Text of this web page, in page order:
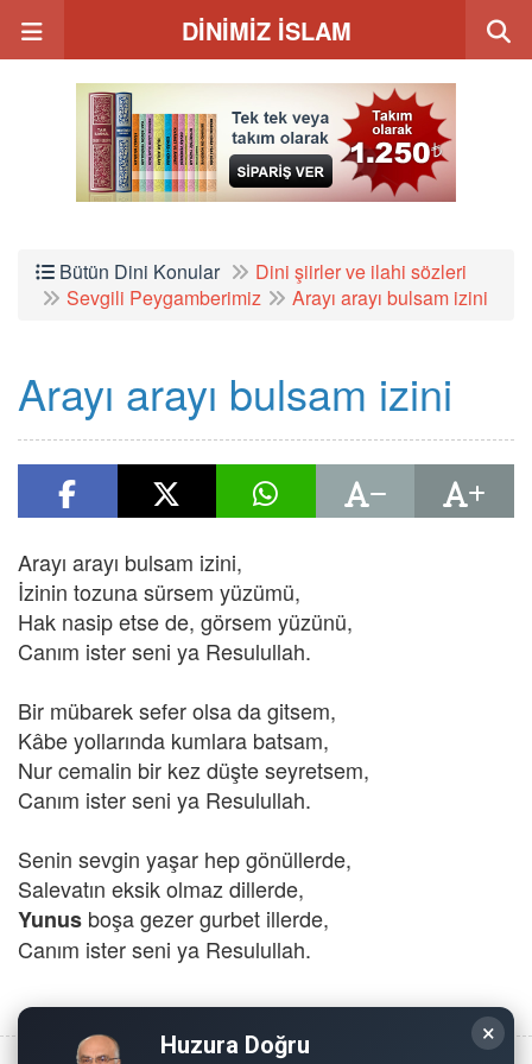
DİNİMİZ İSLAM
Bütün Dini Konular
Dini şiirler ve ilahi sözleri
Sevgili Peygamberimiz
Arayı arayı bulsam izini
Arayı arayı bulsam izini
Arayı arayı bulsam izini,
İzinin tozuna sürsem yüzümü,
Hak nasip etse de, görsem yüzünü,
Canım ister seni ya Resulullah.
Bir mübarek sefer olsa da gitsem,
Kâbe yollarında kumlara batsam,
Nur cemalin bir kez düşte seyretsem,
Canım ister seni ya Resulullah.
Senin sevgin yaşar hep gönüllerde,
Salevatın eksik olmaz dillerde,
Yunus boşa gezer gurbet illerde,
Canım ister seni ya Resulullah.
×
Huzura Doğru